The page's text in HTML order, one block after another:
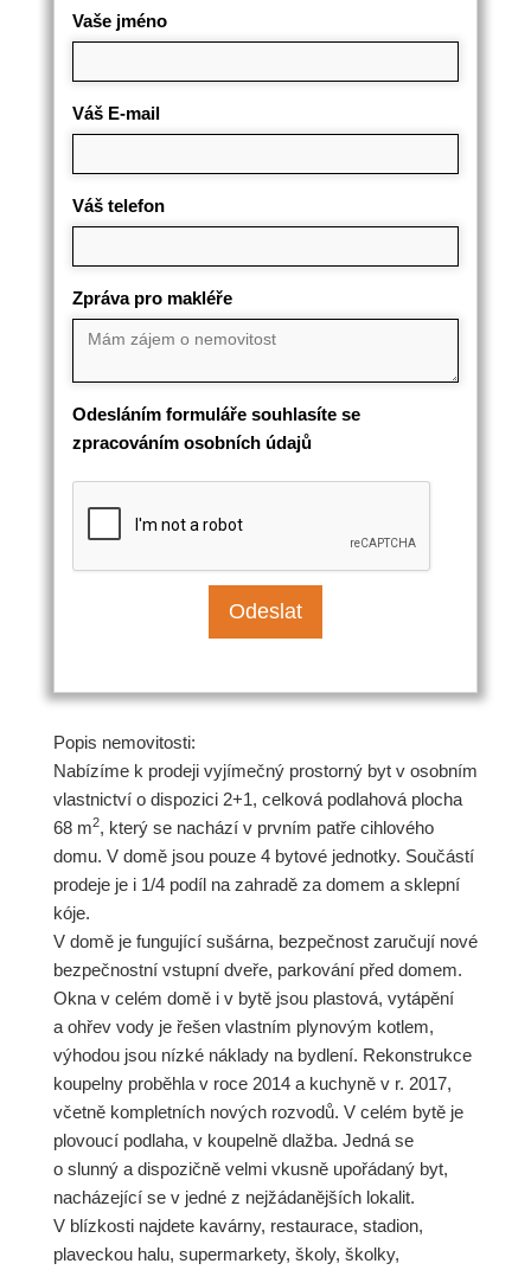
Vaše jméno
Váš E-mail
Váš telefon
Zpráva pro makléře
Odesláním formuláře souhlasíte se
zpracováním osobních údajů
Popis nemovitosti:
Nabízíme k prodeji vyjímečný prostorný byt v osobním
vlastnictví o dispozici 2+1, celková podlahová plocha
68 m2, který se nachází v prvním patře cihlového
domu. V domě jsou pouze 4 bytové jednotky. Součástí
prodeje je i 1/4 podíl na zahradě za domem a sklepní
kóje.
V domě je fungující sušárna, bezpečnost zaručují nové
bezpečnostní vstupní dveře, parkování před domem.
Okna v celém domě i v bytě jsou plastová, vytápění
a ohřev vody je řešen vlastním plynovým kotlem,
výhodou jsou nízké náklady na bydlení. Rekonstrukce
koupelny proběhla v roce 2014 a kuchyně v r. 2017,
včetně kompletních nových rozvodů. V celém bytě je
plovoucí podlaha, v koupelně dlažba. Jedná se
o slunný a dispozičně velmi vkusně upořádaný byt,
nacházející se v jedné z nejžádanějších lokalit.
V blízkosti najdete kavárny, restaurace, stadion,
plaveckou halu, supermarkety, školy, školky,